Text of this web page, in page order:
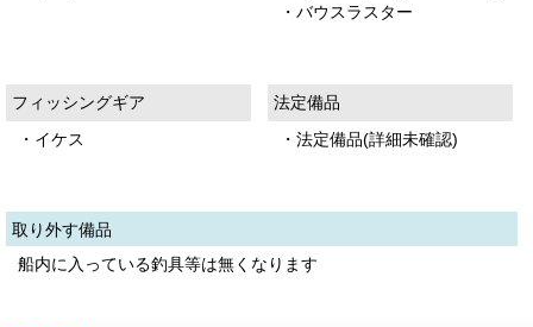
・バウスラスター
フィッシングギア
・イケス
法定備品
・法定備品(詳細未確認)
取り外す備品
船内に入っている釣具等は無くなります